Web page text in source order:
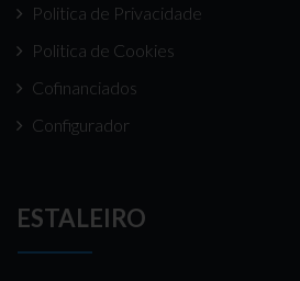
Politica de Privacidade
Politica de Cookies
Cofinanciados
Configurador
ESTALEIRO